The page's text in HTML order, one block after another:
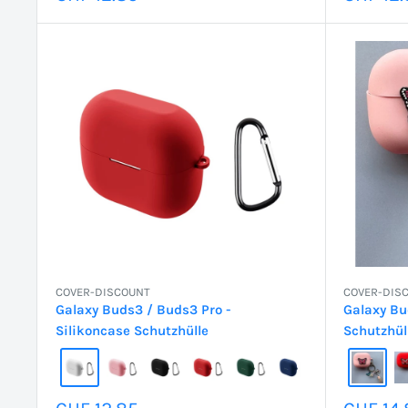
COVER-DISCOUNT
Galaxy Buds3 / Buds3 Pro -
Silikoncase Schutzhülle
COVER-
Galaxy